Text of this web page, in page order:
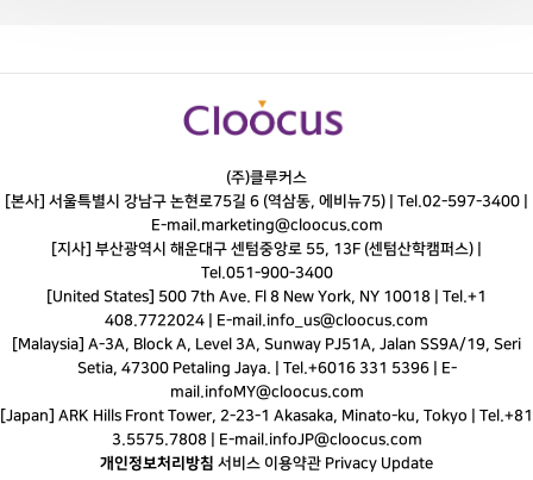
(주)클루커스
[본사] 서울특별시 강남구 논현로75길 6 (역삼동, 에비뉴75) | Tel.02-597-3400
E-mail.marketing@cloocus.com
[지사] 부산광역시 해운대구 센텀중앙로 55, 13F (센텀산학캠퍼스) |
Tel.051-900-3400
[United States] 500 7th Ave. Fl 8 New York, NY 10018 | Tel.+1
408.7722024 | E-mail.info_us@cloocus.com
[Malaysia] A-3A, Block A, Level 3A, Sunway PJ51A, Jalan SS9A/19, Seri
Setia, 47300 Petaling Jaya. | Tel.+6016 331 5396 | E-
mail.infoMY@cloocus.com
[Japan] ARK Hills Front Tower, 2-23-1 Akasaka, Minato-ku, Tokyo | Tel.+81
3.5575.7808 | E-mail.infoJP@cloocus.com
개인정보처리방침 서비스 이용약관 Privacy Update